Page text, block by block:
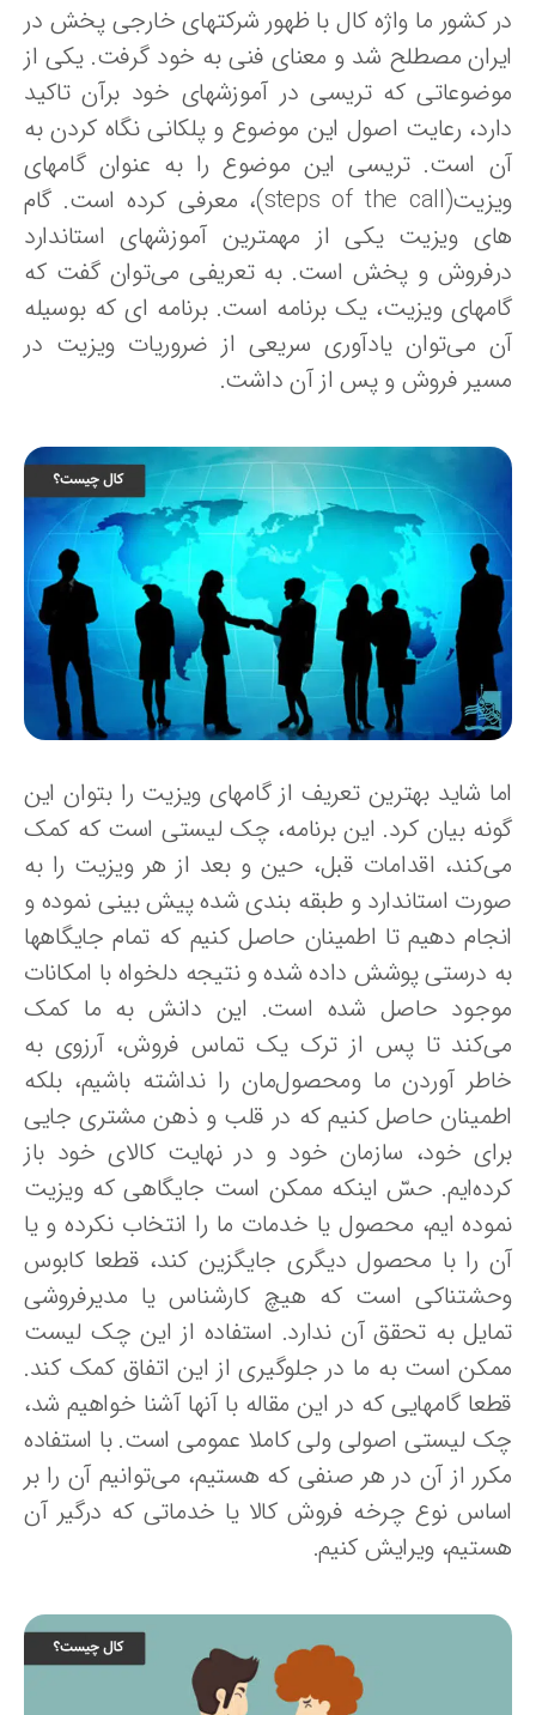
کشور ما واژه کال با ظهور شرکتهای خارجی پخش در
مصطلح شد و معنای فنی به خود گرفت. یکی از
که تریسی در آموزشهای خود برآن تاکید
رعایت اصول این موضوع و پلکانی نگاه کردن به
است. تریسی این موضوع را به عنوان گامهای
ویزیت(steps of the call)، معرفی کرده است. گام
ویزیت یکی از مهمترین آموزشهای استاندارد
و پخش است. به تعریفی می‌توان گفت که
ویزیت، یک برنامه است. برنامه ای که بوسیله
می‌توان یادآوری سریعی از ضروریات ویزیت در
فروش و پس از آن داشت.
شاید بهترین تعریف از گامهای ویزیت را بتوان این
بیان کرد. این برنامه، چک لیستی است که کمک
اقدامات قبل، حین و بعد از هر ویزیت را به
استاندارد و طبقه بندی شده پیش بینی نموده و
دهیم تا اطمینان حاصل کنیم که تمام جایگاهها
درستی پوشش داده شده و نتیجه دلخواه با امکانات
حاصل شده است. این دانش به ما کمک
تا پس از ترک یک تماس فروش، آرزوی به
آوردن ما ومحصول‌مان را نداشته باشیم، بلکه
حاصل کنیم که در قلب و ذهن مشتری جایی
خود، سازمان خود و در نهایت کالای خود باز
حسّ اینکه ممکن است جایگاهی که ویزیت
ایم، محصول یا خدمات ما را انتخاب نکرده و یا
را با محصول دیگری جایگزین کند، قطعا کابوس
است که هیچ کارشناس یا مدیرفروشی
به تحقق آن ندارد. استفاده از این چک لیست
است به ما در جلوگیری از این اتفاق کمک کند.
گامهایی که در این مقاله با آنها آشنا خواهیم شد،
لیستی اصولی ولی کاملا عمومی است. با استفاده
از آن در هر صنفی که هستیم، می‌توانیم آن را بر
نوع چرخه فروش کالا یا خدماتی که درگیر آن
ویرایش کنیم.